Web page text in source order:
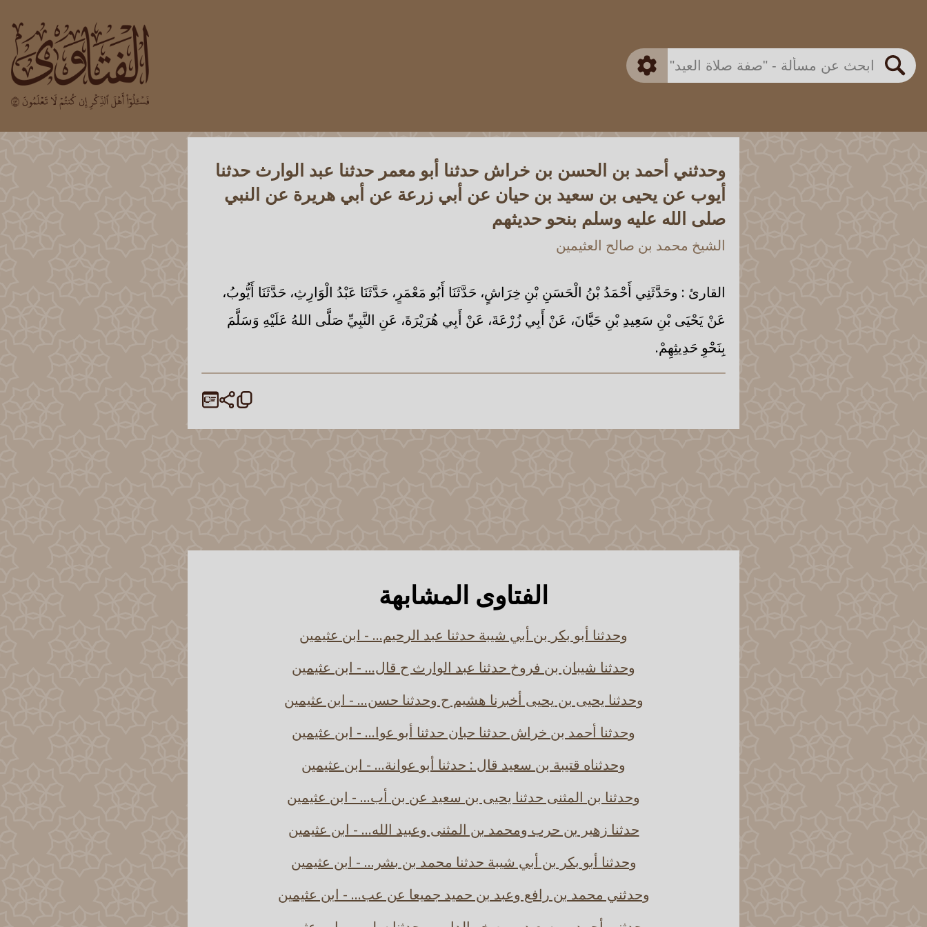
بحث
اللجنة الدائمة
متقدم
وحدثني أحمد بن الحسن بن خراش حدثنا أبو معمر حدثنا عبد الوارث حدثنا
أيوب عن يحيى بن سعيد بن حيان عن أبي زرعة عن أبي هريرة عن النبي
صلى الله عليه وسلم بنحو حديثهم
الشيخ محمد بن صالح العثيمين
القارئ : وحَدَّثَنِي أَحْمَدُ بْنُ الْحَسَنِ بْنِ خِرَاشٍ، حَدَّثَنَا أَبُو مَعْمَرٍ، حَدَّثَنَا عَبْدُ الْوَارِثِ، حَدَّثَنَا أَيُّوبُ،
عَنْ يَحْيَى بْنِ سَعِيدِ بْنِ حَيَّانَ، عَنْ أَبِي زُرْعَةَ، عَنْ أَبِي هُرَيْرَةَ، عَنِ النَّبِيِّ صَلَّى اللهُ عَلَيْهِ وَسَلَّمَ
بِنَحْوِ حَدِيثِهِمْ.
الفتاوى المشابهة
وحدثنا أبو بكر بن أبي شيبة حدثنا عبد الرحيم... - ابن عثيمين
وحدثنا شيبان بن فروخ حدثنا عبد الوارث ح قال... - ابن عثيمين
وحدثنا يحيى بن يحيى أخبرنا هشيم ح وحدثنا حسن... - ابن عثيمين
وحدثنا أحمد بن خراش حدثنا حبان حدثنا أبو عوا... - ابن عثيمين
وحدثناه قتيبة بن سعيد قال : حدثنا أبو عوانة... - ابن عثيمين
وحدثنا بن المثنى حدثنا يحيى بن سعيد عن بن أب... - ابن عثيمين
حدثنا زهير بن حرب ومحمد بن المثنى وعبيد الله... - ابن عثيمين
وحدثنا أبو بكر بن أبي شيبة حدثنا محمد بن بشر... - ابن عثيمين
وحدثني محمد بن رافع وعبد بن حميد جميعا عن عب... - ابن عثيمين